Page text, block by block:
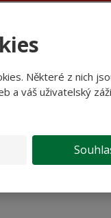
Některé z nich
a váš uživatelský
(20%) Bez barviv